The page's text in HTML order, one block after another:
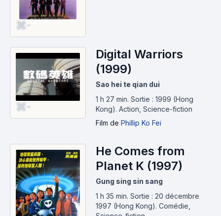
-
-
Digital Warriors
(1999)
Sao hei te qian dui
1 h 27 min. Sortie : 1999 (Hong
Kong). Action, Science-fiction
Film de Phillip Ko Fei
He Comes from
Planet K (1997)
Gung sing sin sang
1 h 35 min. Sortie : 20 décembre
1997 (Hong Kong). Comédie,